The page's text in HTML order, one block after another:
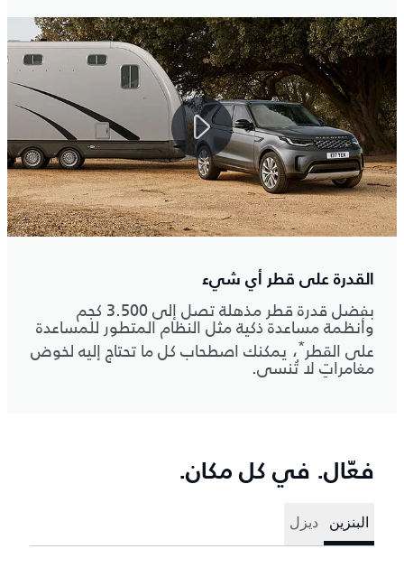
القدرة على قطر أي شيء
بفضل قدرة قطر مذهلة تصل إلى 3.500 كجم
وأنظمة مساعدة ذكية مثل النظام المتطور للمساعدة
على القطر*، يمكنك اصطحاب كل ما تحتاج إليه لخوض
مغامراتٍ لا تُنسى.
فعّال. في كل مكان.
البنزين ديزل